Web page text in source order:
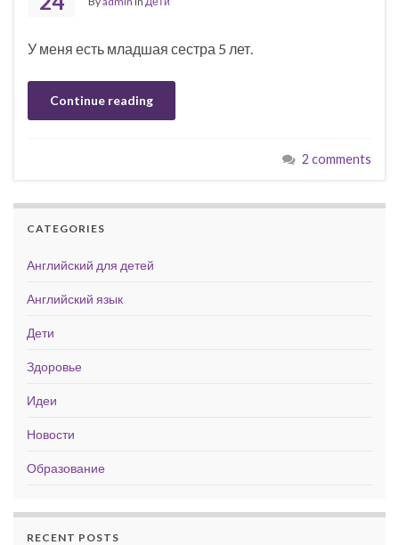
У меня есть младшая сестра 5 лет.
Continue reading
2 comments
CATEGORIES
Английский для детей
Английский язык
Дети
Здоровье
Идеи
Новости
Образование
RECENT POSTS